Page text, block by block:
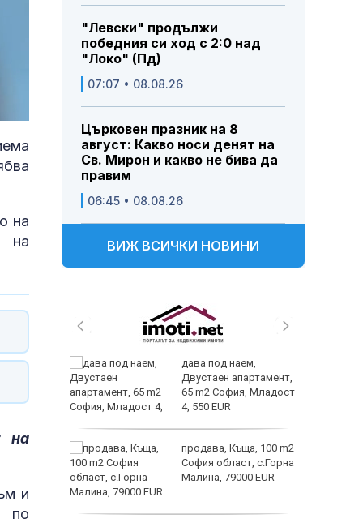
на
на
на
и
по
"Левски" продължи
победния си ход с 2:0 над
"Локо" (Пд)
07:07 • 08.08.26
Църковен празник на 8
август: Какво носи денят на
Св. Мирон и какво не бива да
правим
06:45 • 08.08.26
ВИЖ ВСИЧКИ НОВИНИ
и
дава под наем,
Двустаен апартамент,
65 m2 София, Младост
4, 550 EUR
продава, Къща, 100 m2
София област, с.Горна
Малина, 79000 EUR